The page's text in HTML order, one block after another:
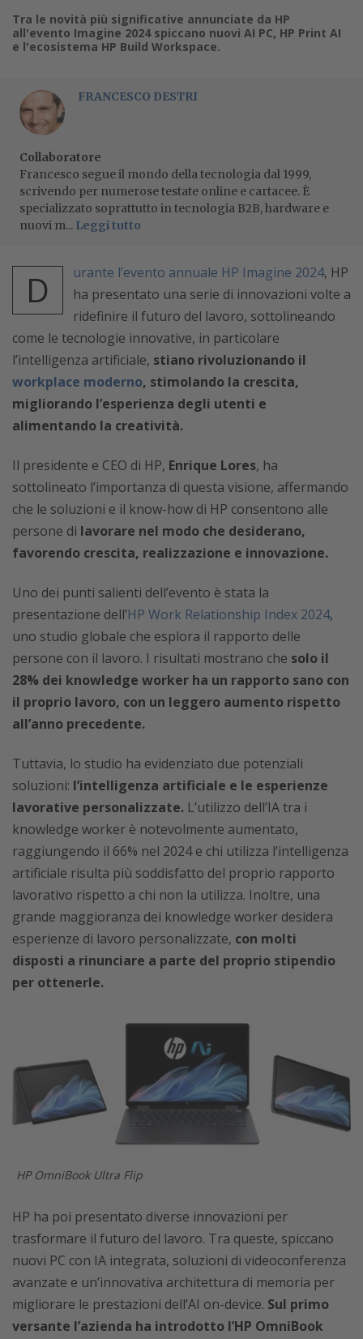
Tra le novità più significative annunciate da HP
all'evento Imagine 2024 spiccano nuovi AI PC, HP Print AI
e l'ecosistema HP Build Workspace.
FRANCESCO DESTRI
Collaboratore
Francesco segue il mondo della tecnologia dal 1999,
scrivendo per numerose testate online e cartacee. È
specializzato soprattutto in tecnologia B2B, hardware e
nuovi m... Leggi tutto
D urante l’evento annuale HP Imagine 2024, HP
ha presentato una serie di innovazioni volte a
ridefinire il futuro del lavoro, sottolineando
come le tecnologie innovative, in particolare
l’intelligenza artificiale, stiano rivoluzionando il
workplace moderno, stimolando la crescita,
migliorando l’esperienza degli utenti e
alimentando la creatività.
Il presidente e CEO di HP, Enrique Lores, ha
sottolineato l’importanza di questa visione, affermando
che le soluzioni e il know-how di HP consentono alle
persone di lavorare nel modo che desiderano,
favorendo crescita, realizzazione e innovazione.
Uno dei punti salienti dell’evento è stata la
presentazione dell’HP Work Relationship Index 2024,
uno studio globale che esplora il rapporto delle
persone con il lavoro. I risultati mostrano che solo il
28% dei knowledge worker ha un rapporto sano con
il proprio lavoro, con un leggero aumento rispetto
all’anno precedente.
Tuttavia, lo studio ha evidenziato due potenziali
soluzioni: l’intelligenza artificiale e le esperienze
lavorative personalizzate. L’utilizzo dell’IA tra i
knowledge worker è notevolmente aumentato,
raggiungendo il 66% nel 2024 e chi utilizza l’intelligenza
artificiale risulta più soddisfatto del proprio rapporto
lavorativo rispetto a chi non la utilizza. Inoltre, una
grande maggioranza dei knowledge worker desidera
esperienze di lavoro personalizzate, con molti
disposti a rinunciare a parte del proprio stipendio
per ottenerle.
HP OmniBook Ultra Flip
HP ha poi presentato diverse innovazioni per
trasformare il futuro del lavoro. Tra queste, spiccano
nuovi PC con IA integrata, soluzioni di videoconferenza
avanzate e un’innovativa architettura di memoria per
migliorare le prestazioni dell’AI on-device. Sul primo
versante l’azienda ha introdotto l’HP OmniBook